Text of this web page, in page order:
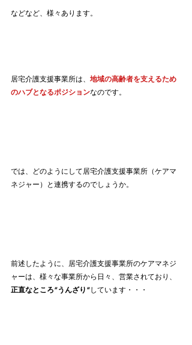
などなど、様々あります。
居宅介護支援事業所は、 地域の高齢者を支えるため
のハブとなるポジションなのです。
では、どのようにして居宅介護支援事業所（ケアマ
ネジャー）と連携するのでしょうか。
前述したように、居宅介護支援事業所のケアマネジ
ャーは、様々な事業所から日々、営業されており、
正直なところ”うんざり”しています・・・